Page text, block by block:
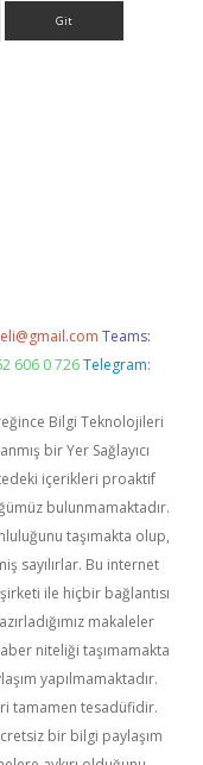
Teams:
606 0 726 Telegram:
Bilgi Teknolojileri
bir Yer Sağlayıcı
içerikleri proaktif
bulunmamaktadır.
taşımakta olup,
sayılırlar. Bu internet
ile hiçbir bağlantısı
makaleler
niteliği taşımamakta
yapılmamaktadır.
tamamen tesadüfidir.
bir bilgi paylaşım